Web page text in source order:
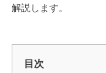
解説します。
目次